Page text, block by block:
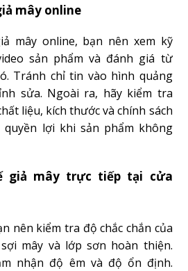
mây online
mây online, bạn nên xem kỹ
sản phẩm và đánh giá từ
Tránh chỉ tin vào hình quảng
sửa. Ngoài ra, hãy kiểm tra
liệu, kích thước và chính sách
lợi khi sản phẩm không
giả mây trực tiếp tại cửa
nên kiểm tra độ chắc chắn của
mây và lớp sơn hoàn thiện.
nhận độ êm và độ ổn định.